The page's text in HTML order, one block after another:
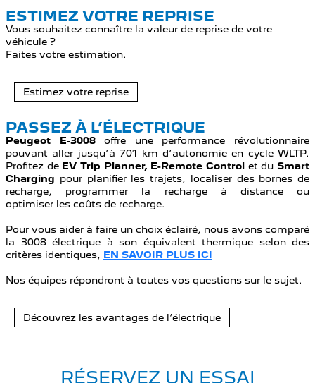
ESTIMEZ VOTRE REPRISE
Vous souhaitez connaître la valeur de reprise de votre
véhicule ?
Faites votre estimation.
Estimez votre reprise
PASSEZ À L’ÉLECTRIQUE
Peugeot E-3008offre une performance révolutionnaire
pouvant aller jusqu’à 701 km d’autonomie en cycle WLTP.
Profitez de EV Trip Planner, E-Remote Control et du Smart
Charging pour planifier les trajets, localiser des bornes de
recharge, programmer la recharge à distance ou
optimiser les coûts de recharge.
Pour vous aider à faire un choix éclairé, nous avons comparé
la 3008 électrique à son équivalent thermique selon des
critères identiques, EN SAVOIR PLUS ICI
Nos équipes répondront à toutes vos questions sur le sujet.
Découvrez les avantages de l’électrique
RÉSERVEZ UN ESSAI